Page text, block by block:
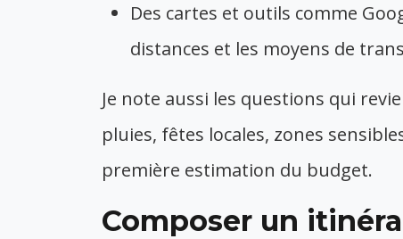
Des cartes et outils comme
distances et les moyens de
Je note aussi les questions qui
pluies, fêtes locales, zones
première estimation du budget.
Composer un